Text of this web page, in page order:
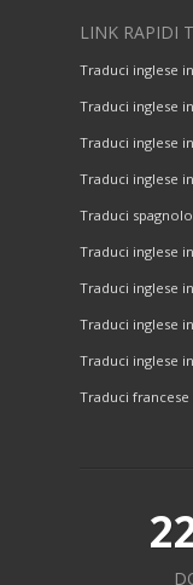
LINK RAPIDI
Traduci inglese
Traduci inglese
Traduci inglese
Traduci inglese
Traduci
Traduci inglese
Traduci inglese
Traduci inglese
Traduci inglese
Traduci francese